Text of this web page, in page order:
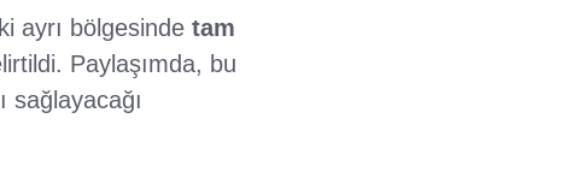
ayrı bölgesinde tam
Paylaşımda, bu
sağlayacağı